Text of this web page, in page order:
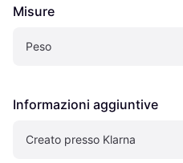
Misure
Peso
Informazioni aggiuntive
Creato presso Klarna